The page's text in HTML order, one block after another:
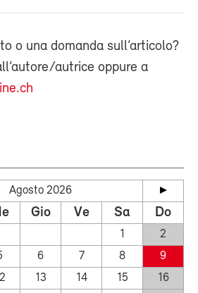
o una domanda sull’articolo?
autrice oppure a
Agosto 2026
Gio Ve Sa Do
1
2
6 7 8
9
13 14 15
16